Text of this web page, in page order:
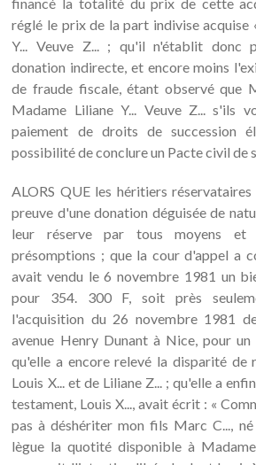
réglé le prix de la part indivise acquise
Y... Veuve Z... ; qu'il n'établit donc
donation indirecte, et encore moins
de fraude fiscale, étant observé que
Madame Liliane Y... Veuve Z... s'ils
paiement de droits de succession
possibilité de conclure un Pacte civil de
ALORS QUE les héritiers
preuve d'une donation déguisée de
leur réserve par tous moyens
présomptions ; que la cour d'appel a
avait vendu le 6 novembre 1981 un
pour 354. 300 F, soit près
l'acquisition du 26 novembre 1981
avenue Henry Dunant à Nice, pour
qu'elle a encore relevé la disparité de
Louis X... et de Liliane Z... ; qu'elle a
testament, Louis X..., avait écrit : «
pas à déshériter mon fils Marc C...,
lègue la quotité disponible à